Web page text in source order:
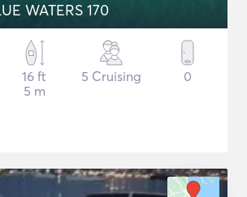
WATERS 170
16 ft
5 m
5 Cruising 0